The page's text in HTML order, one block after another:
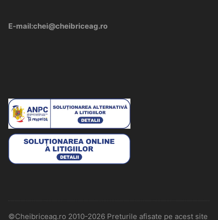
E-mail:chei@cheibriceag.ro
©Cheibriceag.ro 2010-2026 Preturile afisate pe acest site